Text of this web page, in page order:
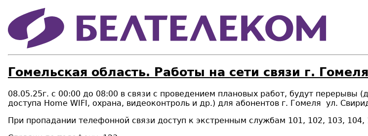
Гомельская область. Работы на сети связи г.
08.05.25г. с 00:00 до 08:00 в связи с проведением плановых работ, будут перерывы
доступа Home WIFI, охрана, видеоконтроль и др.) для абонентов г. Гомеля ул.
При пропадании телефонной связи доступ к экстренным службам 101, 102, 103,